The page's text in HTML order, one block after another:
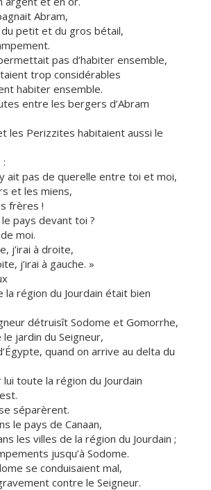
Abram,
petit et du gros bétail,
pas d’habiter ensemble,
trop considérables
habiter ensemble.
entre les bergers d’Abram
les Perizzites habitaient aussi le
ait pas de querelle entre toi et moi,
et les miens,
frères !
pays devant toi ?
moi.
j’irai à droite,
j’irai à gauche. »
région du Jourdain était bien
détruisît Sodome et Gomorrhe,
jardin du Seigneur,
quand on arrive au delta du
toute la région du Jourdain
se séparèrent.
le pays de Canaan,
les villes de la région du Jourdain ;
jusqu’à Sodome.
se conduisaient mal,
contre le Seigneur.